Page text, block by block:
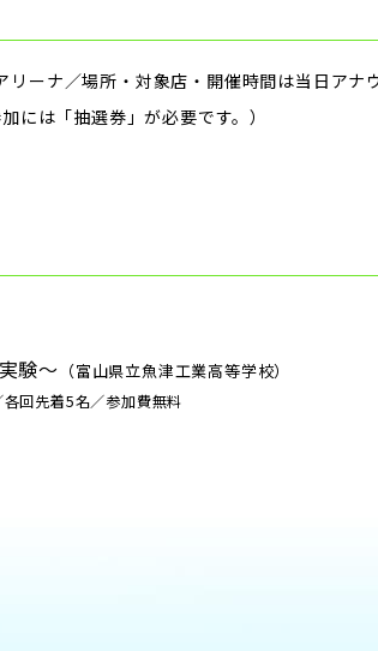
リーナ／場所・対象店・開催時間は当日アナ
には「抽選券」が必要です。）
験～ （富山県立魚津工業高等学校）
回先着5名／参加費無料